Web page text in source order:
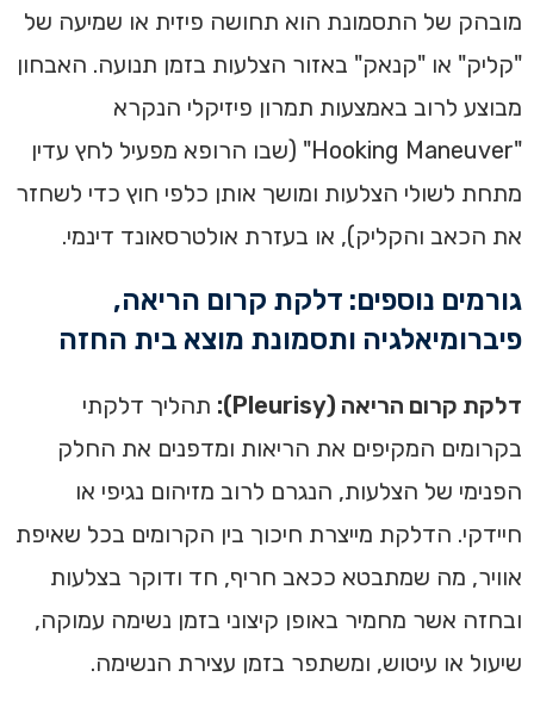
מובהק של התסמונת הוא תחושה פיזית או שמיעה של
"קליק" או "קנאק" באזור הצלעות בזמן תנועה. האבחון
מבוצע לרוב באמצעות תמרון פיזיקלי הנקרא
"Hooking Maneuver" (שבו הרופא מפעיל לחץ עדין
מתחת לשולי הצלעות ומושך אותן כלפי חוץ כדי לשחזר
את הכאב והקליק), או בעזרת אולטרסאונד דינמי.
גורמים נוספים: דלקת קרום הריאה,
פיברומיאלגיה ותסמונת מוצא בית החזה
דלקת קרום הריאה (Pleurisy):
תהליך דלקתי
בקרומים המקיפים את הריאות ומדפנים את החלק
הפנימי של הצלעות, הנגרם לרוב מזיהום נגיפי או
חיידקי. הדלקת מייצרת חיכוך בין הקרומים בכל שאיפת
אוויר, מה שמתבטא ככאב חריף, חד ודוקר בצלעות
ובחזה אשר מחמיר באופן קיצוני בזמן נשימה עמוקה,
שיעול או עיטוש, ומשתפר בזמן עצירת הנשימה.